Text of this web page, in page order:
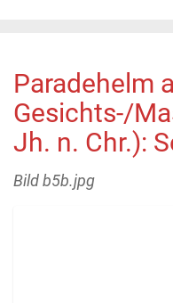
Paradehelm
Gesichts-/
Jh. n. Chr.):
Bild b5b.jpg